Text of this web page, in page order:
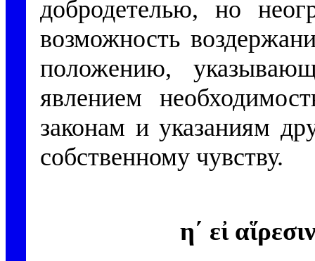
добродетелью, но
возможность
положению,
явлением
законам и указаниям
собственному чувству.
η´ εἰ